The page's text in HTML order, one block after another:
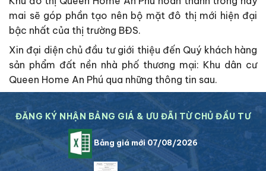
mai sẽ góp phần tạo nên bộ mặt đô thị mới hiện đại
bậc nhất của thị trường BĐS.
Xin đại diện chủ đầu tư giới thiệu đến Quý khách hàng
sản phẩm đất nền nhà phố thương mại: Khu dân cư
Queen Home An Phú qua những thông tin sau.
ĐĂNG KÝ NHẬN BẢNG GIÁ & ƯU ĐÃI TỪ CHỦ ĐẦU TƯ
Bảng giá mới 07/08/2026